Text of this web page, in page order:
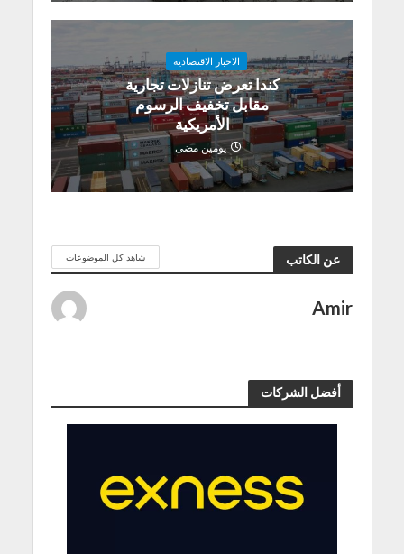
الاخبار الاقتصادية
كندا تعرض تنازلات تجارية
مقابل تخفيف الرسوم
الأمريكية
يومين مضى
عن الكاتب شاهد كل الموضوعات
Amir
أفضل الشركات